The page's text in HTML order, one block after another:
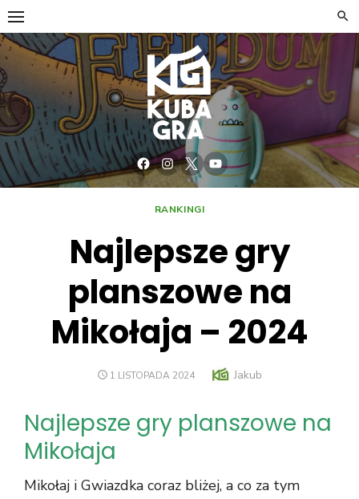
RANKINGI
Najlepsze gry
planszowe na
Mikołaja – 2024
1 LISTOPADA 2024 Jakub
Najlepsze gry planszowe na
Mikołaja
Mikołaj i Gwiazdka coraz bliżej, a co za tym